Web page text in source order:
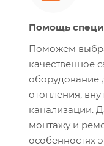
Помощь
Поможем
качественное
оборудование
отопления,
канализации.
монтажу и
особенностях